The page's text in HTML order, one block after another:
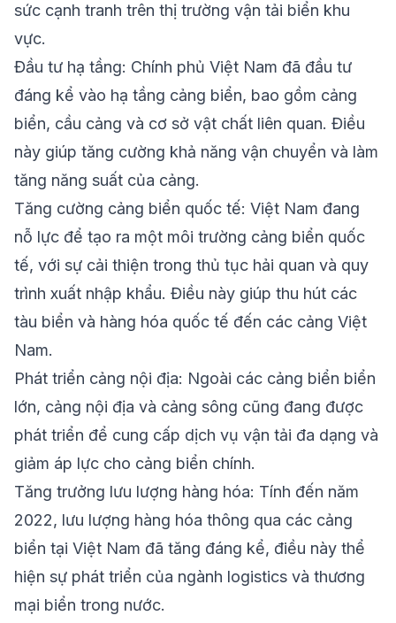
sức cạnh tranh trên thị trường vận tải biển khu
vực.
Đầu tư hạ tầng: Chính phủ Việt Nam đã đầu tư
đáng kể vào hạ tầng cảng biển, bao gồm cảng
biển, cầu cảng và cơ sở vật chất liên quan. Điều
này giúp tăng cường khả năng vận chuyển và làm
tăng năng suất của cảng.
Tăng cường cảng biển quốc tế: Việt Nam đang
nỗ lực để tạo ra một môi trường cảng biển quốc
tế, với sự cải thiện trong thủ tục hải quan và quy
trình xuất nhập khẩu. Điều này giúp thu hút các
tàu biển và hàng hóa quốc tế đến các cảng Việt
Nam.
Phát triển cảng nội địa: Ngoài các cảng biển biển
lớn, cảng nội địa và cảng sông cũng đang được
phát triển để cung cấp dịch vụ vận tải đa dạng và
giảm áp lực cho cảng biển chính.
Tăng trưởng lưu lượng hàng hóa: Tính đến năm
2022, lưu lượng hàng hóa thông qua các cảng
biển tại Việt Nam đã tăng đáng kể, điều này thể
hiện sự phát triển của ngành logistics và thương
mại biển trong nước.